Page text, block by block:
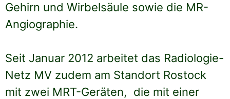
Gehirn und Wirbelsäule sowie die MR-
Angiographie.
Seit Januar 2012 arbeitet das Radiologie-
Netz MV zudem am Standort Rostock
mit zwei MRT-Geräten, die mit einer